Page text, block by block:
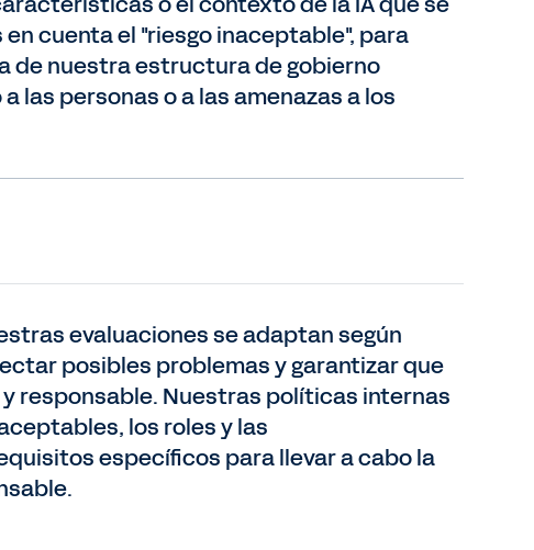
cuenta el "riesgo inaceptable", para
de nuestra estructura de gobierno
las personas o a las amenazas a los
evaluaciones se adaptan según
posibles problemas y garantizar que
responsable. Nuestras políticas internas
los roles y las
específicos para llevar a cabo la